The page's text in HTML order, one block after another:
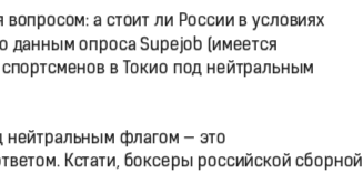
а стоит ли России в условиях
данным опроса Supejob (имеется
в Токио под нейтральным
нейтральным флагом — это
Кстати, боксеры российской сборной